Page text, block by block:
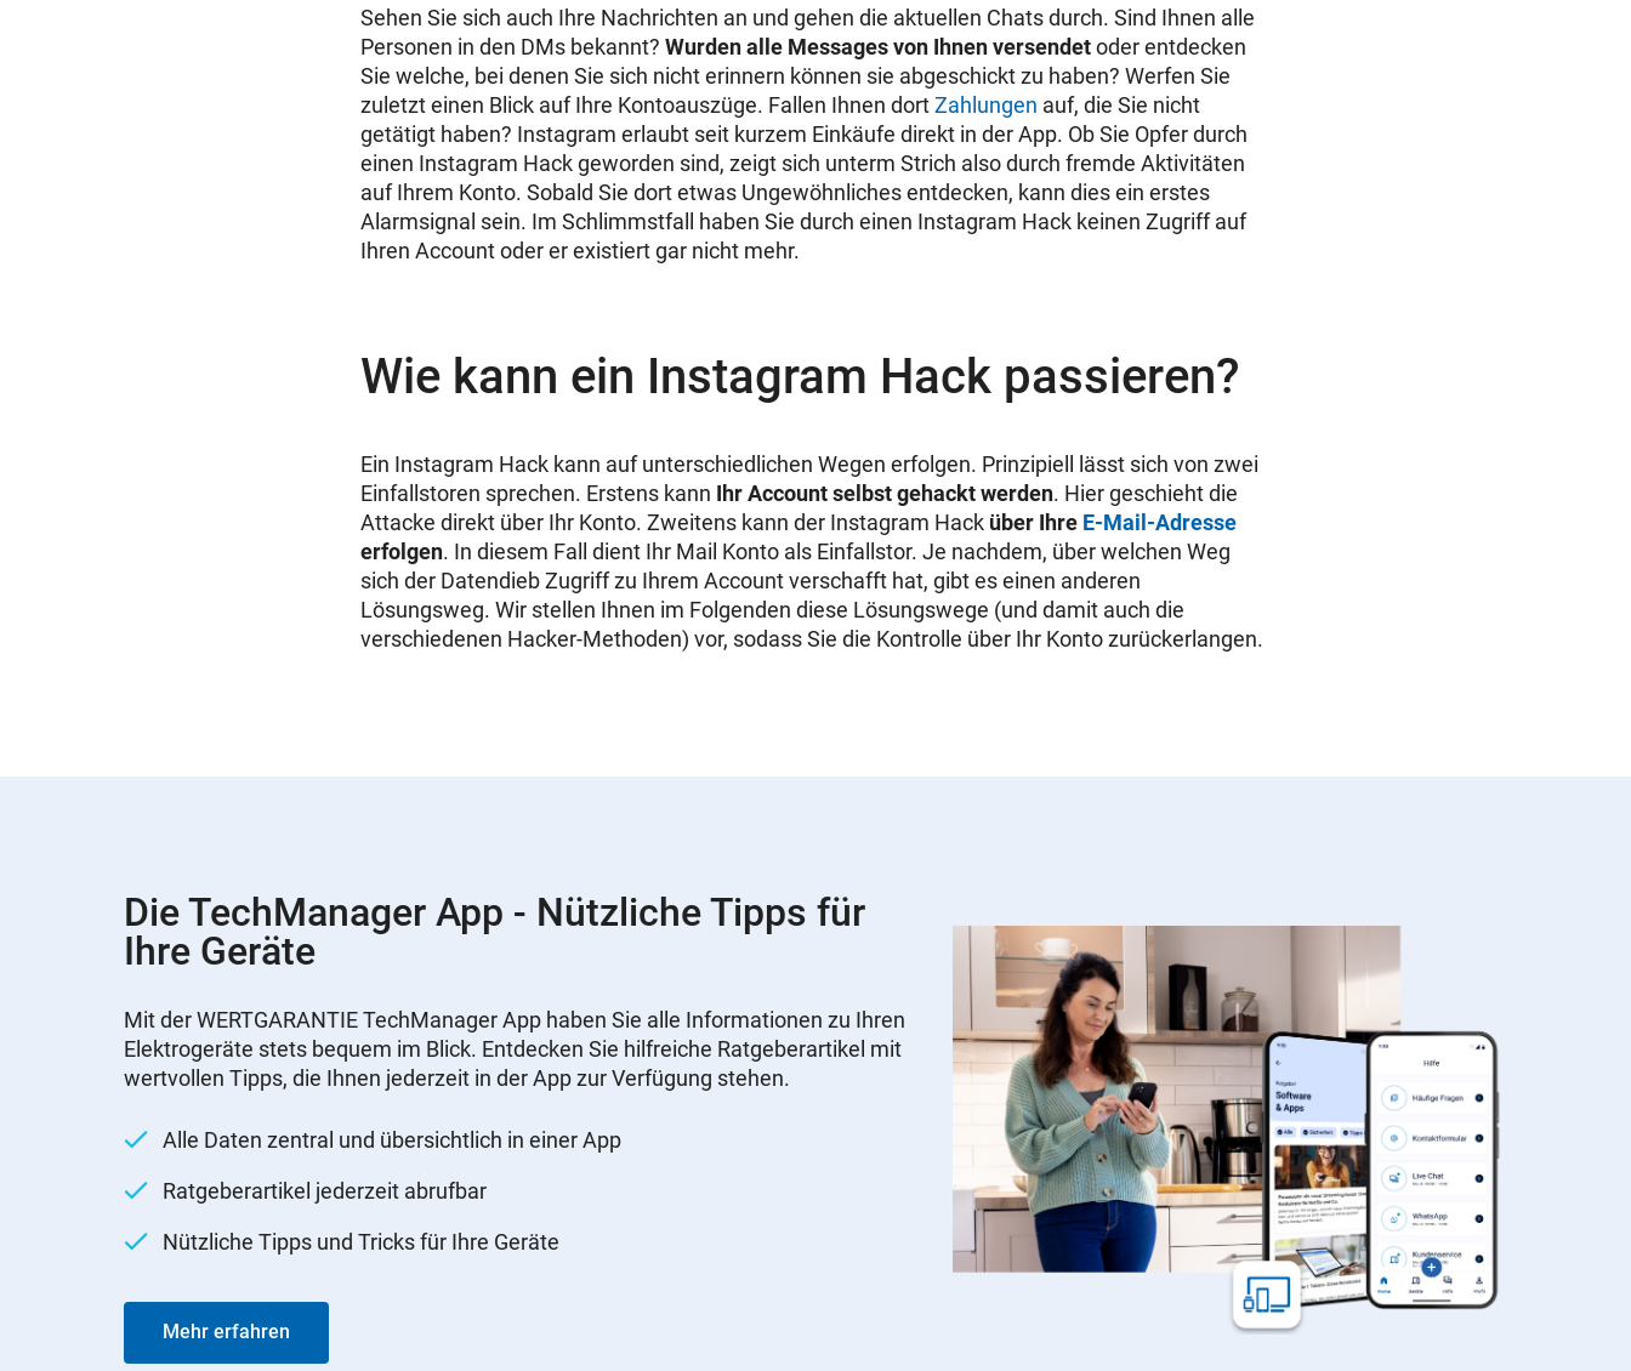
Sehen Sie sich auch Ihre Nachrichten an und gehen die aktuellen Chats durch. Sind Ihnen alle
Personen in den DMs bekannt? Wurden alle Messages von Ihnen versendetoder entdecken
Sie welche, bei denen Sie sich nicht erinnern können sie abgeschickt zu haben? Werfen Sie
zuletzt einen Blick auf Ihre Kontoauszüge. Fallen Ihnen dortZahlungen auf, die Sie nicht
getätigt haben? Instagram erlaubt seit kurzem Einkäufe direkt in der App. Ob Sie Opfer durch
einen Instagram Hack geworden sind, zeigt sich unterm Strich also durch fremde Aktivitäten
auf Ihrem Konto. Sobald Sie dort etwas Ungewöhnliches entdecken, kann dies ein erstes
Alarmsignal sein. Im Schlimmstfall haben Sie durch einen Instagram Hack keinen Zugriff auf
Ihren Account oder er existiert gar nicht mehr.
Wie kann ein Instagram Hack passieren?
Ein Instagram Hack kann auf unterschiedlichen Wegen erfolgen. Prinzipiell lässt sich von zwei
Einfallstoren sprechen. Erstens kann Ihr Account selbst gehackt werden. Hier geschieht die
Attacke direkt über Ihr Konto. Zweitens kann der Instagram Hack über Ihre E-Mail-Adresse
erfolgen. In diesem Fall dient Ihr Mail Konto als Einfallstor. Je nachdem, über welchen Weg
sich der Datendieb Zugriff zu Ihrem Account verschafft hat, gibt es einen anderen
Lösungsweg. Wir stellen Ihnen im Folgenden diese Lösungswege (und damit auch die
verschiedenen Hacker-Methoden) vor, sodass Sie die Kontrolle über Ihr Konto zurückerlangen.
Die TechManager App - Nützliche Tipps für
Ihre Geräte
Mit der WERTGARANTIE TechManager App haben Sie alle Informationen zu Ihren
Elektrogeräte stets bequem im Blick. Entdecken Sie hilfreiche Ratgeberartikel mit
wertvollen Tipps, die Ihnen jederzeit in der App zur Verfügung stehen.
Alle Daten zentral und übersichtlich in einer App
Ratgeberartikel jederzeit abrufbar
Nützliche Tipps und Tricks für Ihre Geräte
Mehr erfahren